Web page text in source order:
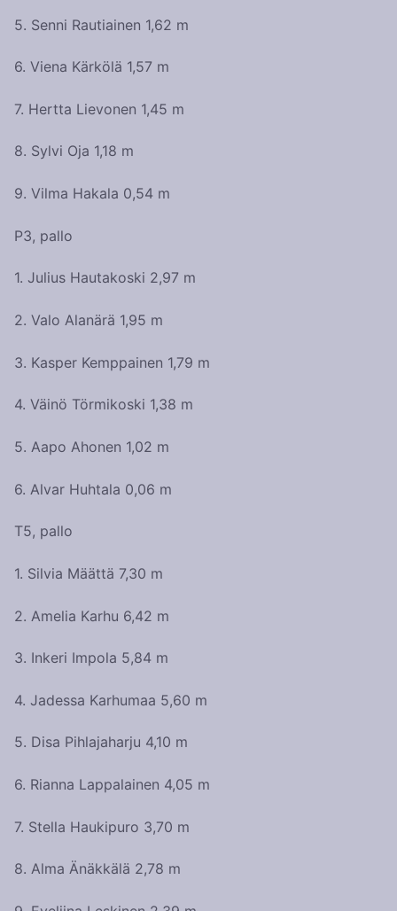
5. Senni Rautiainen 1,62 m
6. Viena Kärkölä 1,57 m
7. Hertta Lievonen 1,45 m
8. Sylvi Oja 1,18 m
9. Vilma Hakala 0,54 m
P3, pallo
1. Julius Hautakoski 2,97 m
2. Valo Alanärä 1,95 m
3. Kasper Kemppainen 1,79 m
4. Väinö Törmikoski 1,38 m
5. Aapo Ahonen 1,02 m
6. Alvar Huhtala 0,06 m
T5, pallo
1. Silvia Määttä 7,30 m
2. Amelia Karhu 6,42 m
3. Inkeri Impola 5,84 m
4. Jadessa Karhumaa 5,60 m
5. Disa Pihlajaharju 4,10 m
6. Rianna Lappalainen 4,05 m
7. Stella Haukipuro 3,70 m
8. Alma Änäkkälä 2,78 m